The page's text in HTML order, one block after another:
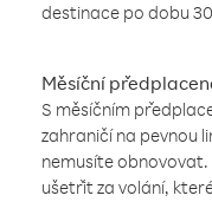
destinace po dobu
Měsíční
S měsíčním
zahraničí na pevnou
nemusíte
ušetřit za volání,